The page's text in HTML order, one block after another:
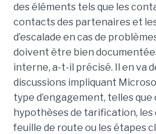
des éléments tels que les
contacts des partenaires et
d’escalade en cas de
doivent être bien
interne, a-t-il précisé. Il en va
discussions impliquant
type d’engagement, telles
hypothèses de tarification, les
feuille de route ou les étapes